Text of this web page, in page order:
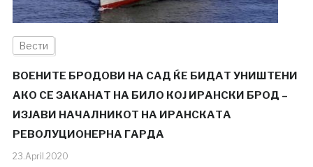
Вести
ВОЕНИТЕ БРОДОВИ НА САД ЌЕ БИДАТ УНИШТЕНИ
АКО СЕ ЗАКАНАТ НА БИЛО КОЈ ИРАНСКИ БРОД –
ИЗЈАВИ НАЧАЛНИКОТ НА ИРАНСКАТА
РЕВОЛУЦИОНЕРНА ГАРДА
23.April.2020